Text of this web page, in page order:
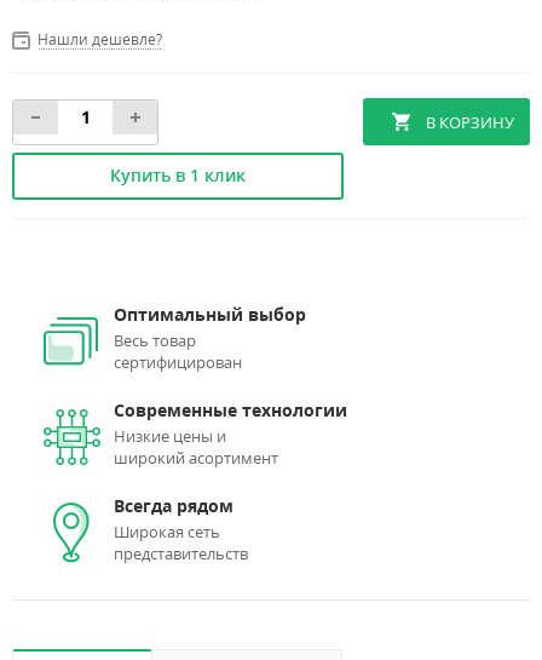
Нашли дешевле?
Купить в 1 клик
Оптимальный выбор
Весь товар
сертифицирован
Современные технологии
Низкие цены и
широкий асортимент
Всегда рядом
Широкая сеть
представительств